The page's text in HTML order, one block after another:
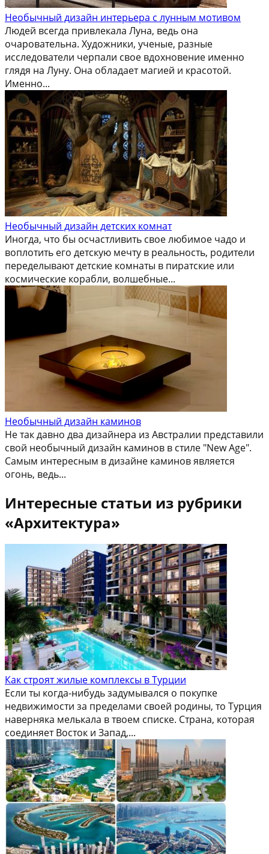
Необычный дизайн интерьера с лунным мотивом
Людей всегда привлекала Луна, ведь она
очаровательна. Художники, ученые, разные
исследователи черпали свое вдохновение именно
глядя на Луну. Она обладает магией и красотой.
Именно...
Необычный дизайн детских комнат
Иногда, что бы осчастливить свое любимое чадо и
воплотить его детскую мечту в реальность, родители
переделывают детские комнаты в пиратские или
космические корабли, волшебные...
Необычный дизайн каминов
Не так давно два дизайнера из Австралии представили
свой необычный дизайн каминов в стиле "New Age".
Самым интересным в дизайне каминов является
огонь, ведь...
Интересные статьи из рубрики
«Архитектура»
Как строят жилые комплексы в Турции
Если ты когда-нибудь задумывался о покупке
недвижимости за пределами своей родины, то Турция
наверняка мелькала в твоем списке. Страна, которая
соединяет Восток и Запад,...